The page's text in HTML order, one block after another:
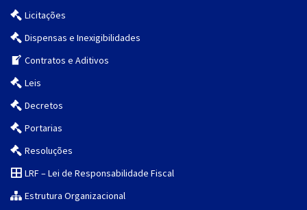
Licitações
Dispensas e Inexigibilidades
Contratos e Aditivos
Leis
Decretos
Portarias
Resoluções
LRF – Lei de Responsabilidade Fiscal
Estrutura Organizacional